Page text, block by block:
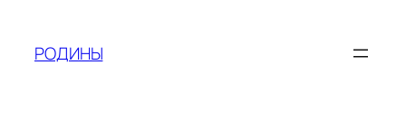
content
РОДИНЫ